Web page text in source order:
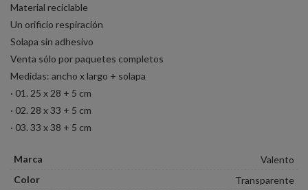
Material reciclable
Un orificio respiración
Solapa sin adhesivo
Venta sólo por paquetes completos
Medidas: ancho x largo + solapa
· 01. 25 x 28 + 5 cm
· 02. 28 x 33 + 5 cm
· 03. 33 x 38 + 5 cm
Marca
Valento
Color
Transparente